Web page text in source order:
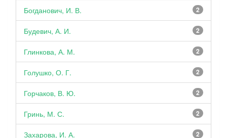
2
Богданович, И. В.
2
Будевич, А. И.
2
Глинкова, А. М.
2
Голушко, О. Г.
2
Горчаков, В. Ю.
2
Гринь, М. С.
2
Захарова, И. А.